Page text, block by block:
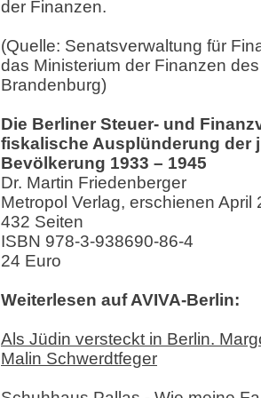
der Finanzen.
(Quelle: Senatsverwaltung für
das Ministerium der Finanzen
Brandenburg)
Die Berliner Steuer- und
fiskalische Ausplünderung der
Bevölkerung 1933 – 1945
Dr. Martin Friedenberger
Metropol Verlag, erschienen April
432 Seiten
ISBN 978-3-938690-86-4
24 Euro
Weiterlesen auf AVIVA-Berlin:
Als Jüdin versteckt in Berlin.
Malin Schwerdtfeger